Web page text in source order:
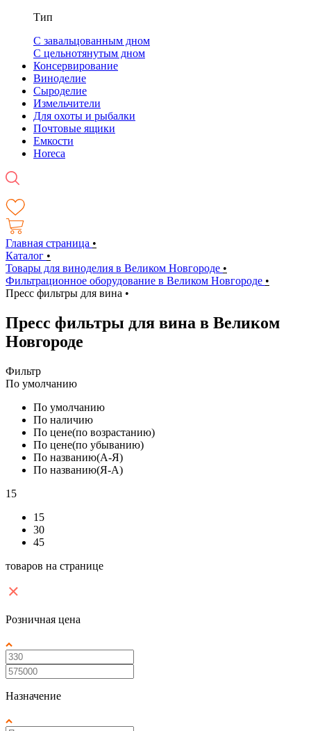
Тип
С завальцованным дном
С цельнотянутым дном
Консервирование
Виноделие
Сыроделие
Измельчители
Для охоты и рыбалки
Почтовые ящики
Емкости
Horeca
Главная страница •
Каталог •
Товары для виноделия в Великом Новгороде •
Фильтрационное оборудование в Великом Новгороде •
Пресс фильтры для вина •
Пресс фильтры для вина в Великом
Новгороде
Фильтр
По умолчанию
По умолчанию
По наличию
По цене(по возрастанию)
По цене(по убыванию)
По названию(А-Я)
По названию(Я-А)
15
15
30
45
товаров на странице
Розничная цена
Назначение